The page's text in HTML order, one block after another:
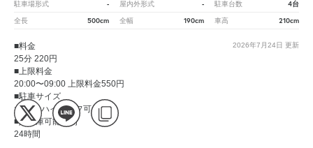
駐車場形式 - 屋内外形式 - 駐車台数 4台
全長 500cm 全幅 190cm 車高 210cm
2026年7月24日 更新
■料金
25分 220円
■上限料金
20:00〜09:00 上限料金550円
■駐車サイズ
大型可 ハイルーフ可
■入出庫可能時間
24時間